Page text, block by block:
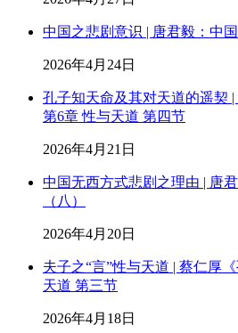
中国之悲剧意识 | 唐君毅：中
2026年4月24日
孔子知天命及其对天道的遥契 |
第6章 性与天道 第四节
2026年4月21日
中国无西方式悲剧之理由 | 唐
（八）
2026年4月20日
夫子之“言”性与天道 | 蔡仁厚
天道 第三节
2026年4月18日